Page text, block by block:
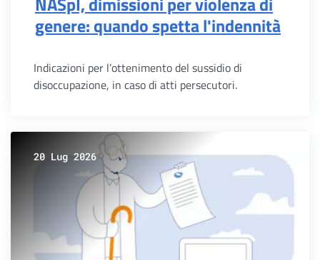
genere: quando spetta l'indennità
Indicazioni per l’ottenimento del sussidio di
disoccupazione, in caso di atti persecutori.
20 Lug 2026